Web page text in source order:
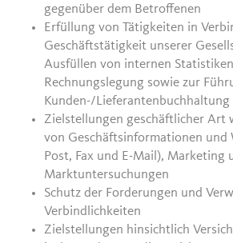
gegenüber dem Betroffenen
Erfüllung von Tätigkeiten in
Geschäftstätigkeit unserer
Ausfüllen von internen
Rechnungslegung sowie zur
Kunden-/Lieferantenbuchhaltung
Zielstellungen geschäftlicher Art
von Geschäftsinformationen und
Post, Fax und E-Mail), Marketing
Marktuntersuchungen
Schutz der Forderungen und
Verbindlichkeiten
Zielstellungen hinsichtlich